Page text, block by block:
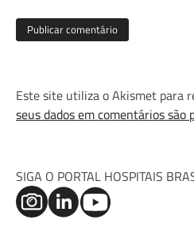
Este site utiliza o Akismet para
seus dados em comentários são
SIGA O PORTAL HOSPITAIS